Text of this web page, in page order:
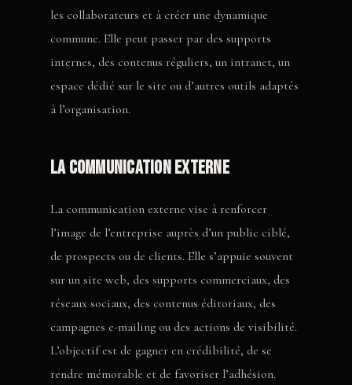
les collaborateurs et à créer une dynamique
commune. Elle peut passer par des supports
internes, des contenus réguliers, un intranet, un
espace dédié sur le site ou d’autres outils adaptés
à l’organisation.
La communication externe
La communication externe vise à renforcer
l’image de l’entreprise auprès d’un public ciblé,
de prospects ou de clients. Elle s’appuie souvent
sur un site web, des supports commerciaux, des
réseaux sociaux, des contenus éditoriaux, des
campagnes e-mailing ou des actions de visibilité.
L’objectif est de gagner en crédibilité, de se
rendre mémorable et de favoriser l’adhésion.